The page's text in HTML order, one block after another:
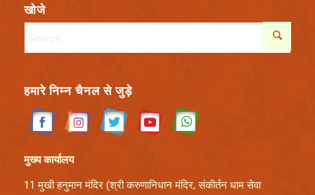
खोजे
हमारे निम्न चैनल से जुड़े
मुख्य कार्यालय
11 मुखी हनुमान मंदिर (श्री करुणानिधान मंदिर,संकीर्तन धाम सेवा